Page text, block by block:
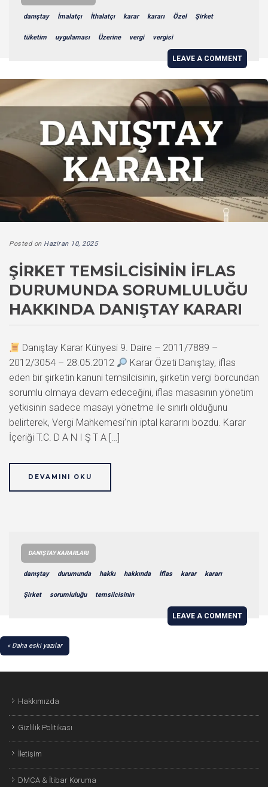
danıştay İmalatçı İthalatçı karar kararı Özel Şirket
tüketim uygulaması Üzerine vergi vergisi
LEAVE A COMMENT
Posted on Haziran 10, 2025
ŞIRKET TEMSILCISININ İFLAS
DURUMUNDA SORUMLULUĞU
HAKKINDA DANIŞTAY KARARI
Danıştay Karar Künyesi 9. Daire – 2011/7889 –
2012/3054 – 28.05.2012
Karar Özeti Danıştay, iflas
eden bir şirketin kanuni temsilcisinin, şirketin vergi borcundan
sorumlu olmaya devam edeceğini, iflas masasının yönetim
yetkisinin sadece masayı yönetme ile sınırlı olduğunu
belirterek, Vergi Mahkemesi’nin iptal kararını bozdu. Karar
İçeriği T.C. D A N I Ş T A […]
DEVAMINI OKU
DANIŞTAY KARARLARI
danıştay durumunda hakkı hakkında İflas karar kararı
Şirket sorumluluğu temsilcisinin
LEAVE A COMMENT
YAZI
Daha eski yazılar
Hakkımızda
Gizlilik Politikası
İletişim
DMCA & İtibar Koruma